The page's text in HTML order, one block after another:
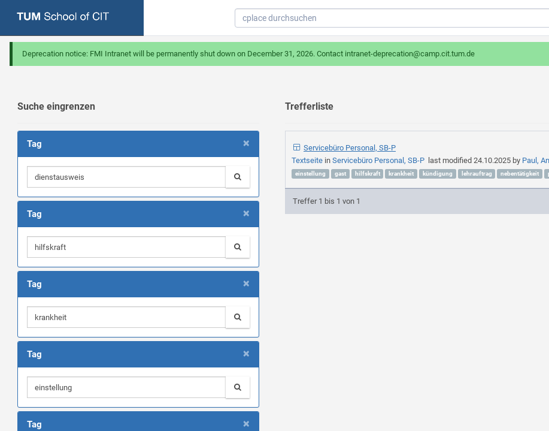
Deprecation notice: FMI Intranet will be permanently shut down on December 31, 2026. Contact intranet-deprecation@camp.cit.tum.de
Suche eingrenzen
×
Tag
×
Tag
×
Tag
×
Tag
×
Tag
Trefferliste
Servicebüro Personal, SB-P
Textseite inServicebüro Personal, SB-P last modified24.10.2025 by Paul,
einstellung
gast hilfskraft krankheit kündigung lehrauftrag nebentätigkeit
Treffer 1 bis 1 von 1